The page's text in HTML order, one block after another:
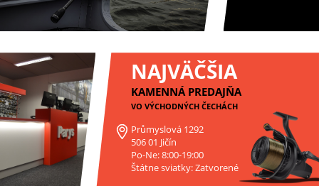
NAJVÄČŠIA
KAMENNÁ PREDAJŇA
VO VÝCHODNÝCH ČECHÁCH
Průmyslová 1292
506 01 Jičín
Po-Ne: 8:00-19:00
Štátne sviatky: Zatvorené